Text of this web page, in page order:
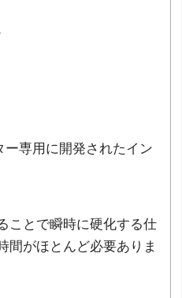
ー専用に開発されたイン
ことで瞬時に硬化する仕
間がほとんど必要ありま